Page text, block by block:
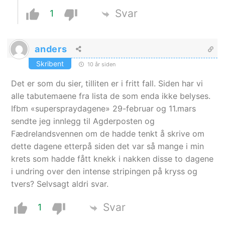
1 Svar
anders
Skribent 10 år siden
Det er som du sier, tilliten er i fritt fall. Siden har vi
alle tabutemaene fra lista de som enda ikke belyses.
Ifbm «superspraydagene» 29-februar og 11.mars
sendte jeg innlegg til Agderposten og
Fædrelandsvennen om de hadde tenkt å skrive om
dette dagene etterpå siden det var så mange i min
krets som hadde fått knekk i nakken disse to dagene
i undring over den intense stripingen på kryss og
tvers? Selvsagt aldri svar.
1 Svar